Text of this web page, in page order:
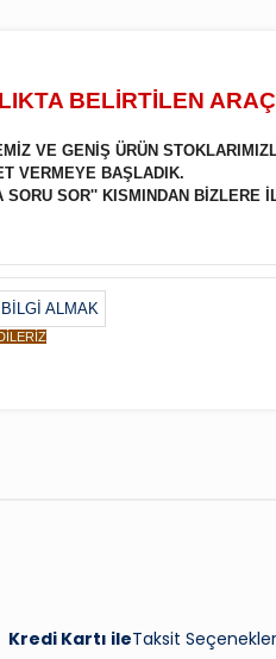
BELİRTİLEN
VE GENİŞ ÜRÜN
VERMEYE BAŞLADIK.
SOR'' KISMINDAN BİZLERE
Kredi Kartı ileTaksit